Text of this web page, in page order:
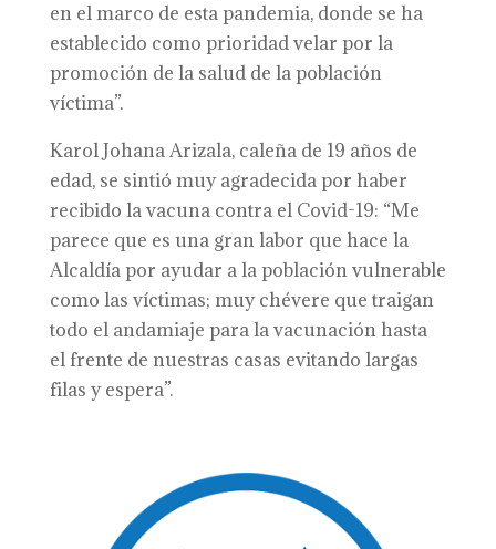
en el marco de esta pandemia, donde se ha
establecido como prioridad velar por la
promoción de la salud de la población
víctima”.
Karol Johana Arizala, caleña de 19 años de
edad, se sintió muy agradecida por haber
recibido la vacuna contra el Covid-19: “Me
parece que es una gran labor que hace la
Alcaldía por ayudar a la población vulnerable
como las víctimas; muy chévere que traigan
todo el andamiaje para la vacunación hasta
el frente de nuestras casas evitando largas
filas y espera”.